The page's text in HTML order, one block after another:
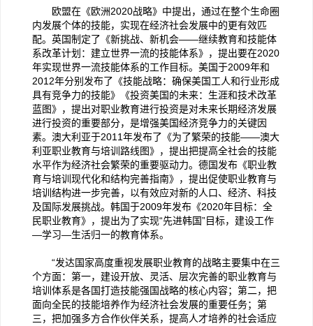
欧盟在《欧洲2020战略》中提出，通过在整个生命圈
内发展个体的技能，实现在经济社会发展中的更有效匹
配。英国制定了《新挑战、新机会——继续教育和技能体
系改革计划：建立世界一流的技能体系》，提出要在2020
年实现世界一流技能体系的工作目标。美国于2009年和
2012年分别发布了《技能战略：确保美国工人和行业形成
具有竞争力的技能》《投资美国的未来：生涯和技术改革
蓝图》，提出对职业教育进行投资是对未来长期经济发展
进行投资的重要部分，是增强美国经济竞争力的关键因
素。澳大利亚于2011年发布了《为了繁荣的技能——澳大
利亚职业教育与培训路线图》，提出把提高全社会的技能
水平作为经济社会繁荣的重要驱动力。德国发布《职业教
育与培训现代化和结构完善指南》，提出促使职业教育与
培训结构进一步完善，以有效应对新的人口、经济、科技
及国际发展挑战。韩国于2009年发布《2020年目标：全
民职业教育》，提出为了实现“先进韩国”目标，建设工作
—学习—生活归一的教育体系。
“发达国家高度重视发展职业教育的战略主要集中在三
个方面：第一，建设开放、灵活、层次完善的职业教育与
培训体系是各国打造技能强国战略的核心内容；第二，把
面向全民的技能培养作为经济社会发展的重要任务；第
三，把加强多方合作伙伴关系，提高人才培养的社会适应